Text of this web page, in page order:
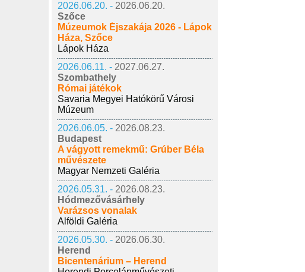
2026.06.20. - 2026.06.20.
Szőce
Múzeumok Éjszakája 2026 - Lápok
Háza, Szőce
Lápok Háza
2026.06.11. - 2027.06.27.
Szombathely
Római játékok
Savaria Megyei Hatókörű Városi
Múzeum
2026.06.05. - 2026.08.23.
Budapest
A vágyott remekmű: Grúber Béla
művészete
Magyar Nemzeti Galéria
2026.05.31. - 2026.08.23.
Hódmezővásárhely
Varázsos vonalak
Alföldi Galéria
2026.05.30. - 2026.06.30.
Herend
Bicentenárium – Herend